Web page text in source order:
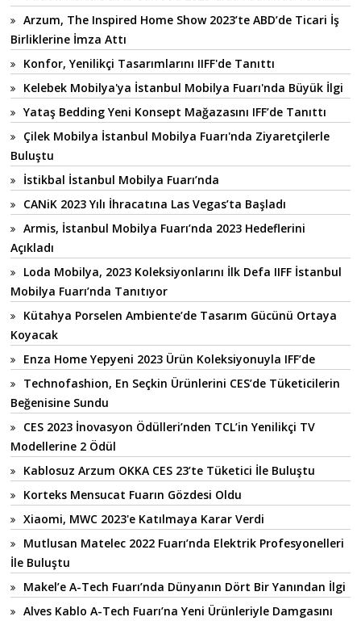
Arzum, The Inspired Home Show 2023’te ABD’de Ticari İş
Birliklerine İmza Attı
Konfor, Yenilikçi Tasarımlarını IIFF'de Tanıttı
Kelebek Mobilya'ya İstanbul Mobilya Fuarı'nda Büyük İlgi
Yataş Bedding Yeni Konsept Mağazasını IFF’de Tanıttı
Çilek Mobilya İstanbul Mobilya Fuarı'nda Ziyaretçilerle
Buluştu
İstikbal İstanbul Mobilya Fuarı’nda
CANiK 2023 Yılı İhracatına Las Vegas’ta Başladı
Armis, İstanbul Mobilya Fuarı’nda 2023 Hedeflerini
Açıkladı
Loda Mobilya, 2023 Koleksiyonlarını İlk Defa IIFF İstanbul
Mobilya Fuarı’nda Tanıtıyor
Kütahya Porselen Ambiente’de Tasarım Gücünü Ortaya
Koyacak
Enza Home Yepyeni 2023 Ürün Koleksiyonuyla IFF’de
Technofashion, En Seçkin Ürünlerini CES’de Tüketicilerin
Beğenisine Sundu
CES 2023 İnovasyon Ödülleri’nden TCL’in Yenilikçi TV
Modellerine 2 Ödül
Kablosuz Arzum OKKA CES 23’te Tüketici İle Buluştu
Korteks Mensucat Fuarın Gözdesi Oldu
Xiaomi, MWC 2023'e Katılmaya Karar Verdi
Mutlusan Matelec 2022 Fuarı’nda Elektrik Profesyonelleri
İle Buluştu
Makel’e A-Tech Fuarı’nda Dünyanın Dört Bir Yanından İlgi
Alves Kablo A-Tech Fuarı’na Yeni Ürünleriyle Damgasını